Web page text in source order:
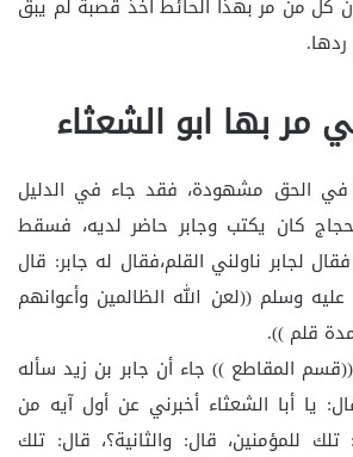
كل من مر بهذا الحائط أخذ قصبة لم يبق
مر بها ابو الشعثاء
في الحق مشهودة، فقد جاء في الدليل
كان يكتب وجابر حاضر لديه، فسقط
لجابر ناولني القلم،فقال له جابر: قال
وسلم ((لعن الله الظالمين وأعوانهم
قلم )).
المقاطع )) جاء أن جابر بن زيد سأله
يا أبا الشعثاء أخبرني عن أول آيه من
للمؤمنين، قال: والثانية؟، قال: تلك